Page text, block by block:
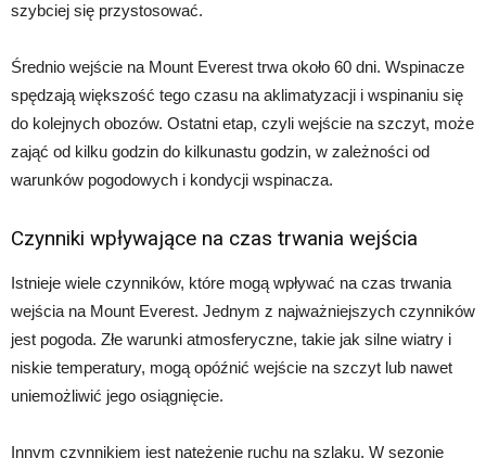
szybciej się przystosować.
Średnio wejście na Mount Everest trwa około 60 dni. Wspinacze
spędzają większość tego czasu na aklimatyzacji i wspinaniu się
do kolejnych obozów. Ostatni etap, czyli wejście na szczyt, może
zająć od kilku godzin do kilkunastu godzin, w zależności od
warunków pogodowych i kondycji wspinacza.
Czynniki wpływające na czas trwania wejścia
Istnieje wiele czynników, które mogą wpływać na czas trwania
wejścia na Mount Everest. Jednym z najważniejszych czynników
jest pogoda. Złe warunki atmosferyczne, takie jak silne wiatry i
niskie temperatury, mogą opóźnić wejście na szczyt lub nawet
uniemożliwić jego osiągnięcie.
Innym czynnikiem jest natężenie ruchu na szlaku. W sezonie